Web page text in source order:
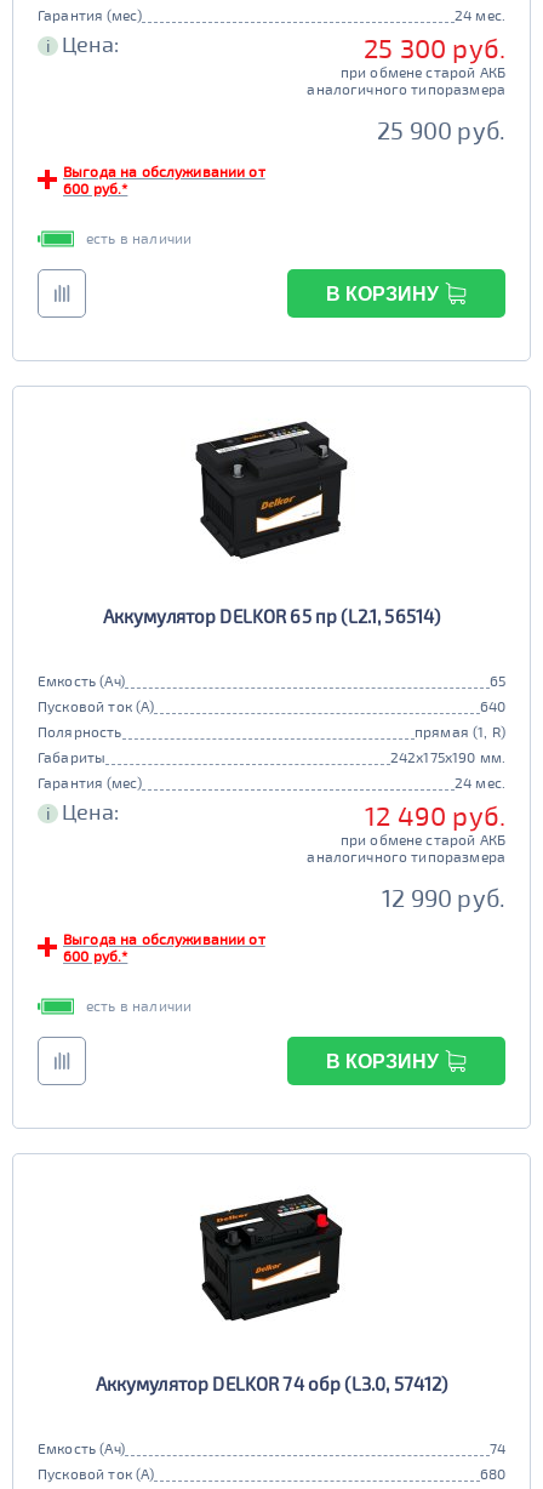
Гарантия (мес)
24 мес.
i Цена: 25 300 руб.
при обмене старой АКБ
аналогичного типоразмера
25 900 руб.
Выгода на обслуживании от
600 руб.*
есть в наличии
В КОРЗИНУ
Аккумулятор DELKOR 65 пр (L2.1, 56514)
Емкость (Ач)
65
Пусковой ток (А)
640
Полярность
прямая (1, R)
Габариты
242x175x190 мм.
Гарантия (мес)
24 мес.
i Цена: 12 490 руб.
при обмене старой АКБ
аналогичного типоразмера
12 990 руб.
Выгода на обслуживании от
600 руб.*
есть в наличии
В КОРЗИНУ
Аккумулятор DELKOR 74 обр (L3.0, 57412)
Емкость (Ач)
74
Пусковой ток (А)
680